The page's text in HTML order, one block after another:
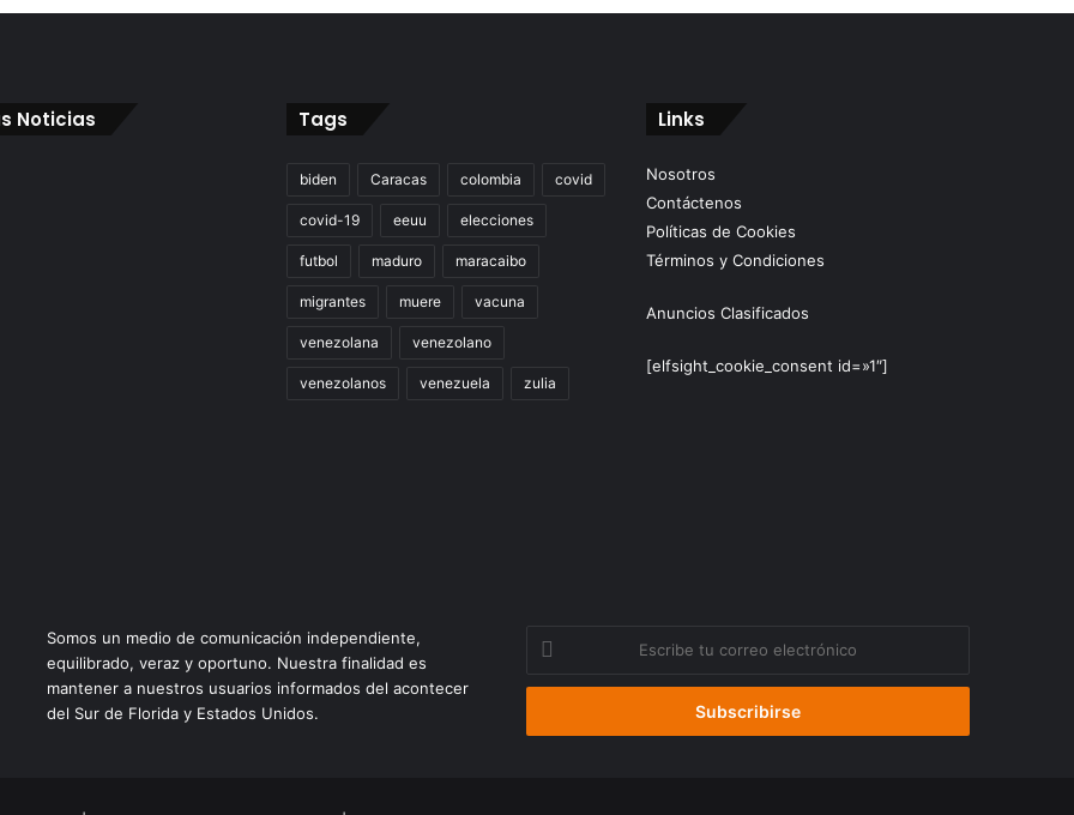
Noticias Tags
biden Caracas colombia covid
covid-19 eeuu elecciones
futbol maduro maracaibo
migrantes muere vacuna
venezolana venezolano
venezolanos venezuela zulia
Links
Nosotros
Contáctenos
Políticas de Cookies
Términos y Condiciones
Anuncios Clasificados
[elfsight_cookie_consent id=»1″]
Somos un medio de comunicación independiente,
equilibrado, veraz y oportuno. Nuestra finalidad es
mantener a nuestros usuarios informados del acontecer
del Sur de Florida y Estados Unidos.
Escribe
correo